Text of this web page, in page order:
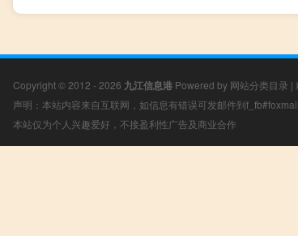
Copyright © 2012 - 2026 九江信息港 Powered by 网站分类目录 |
声明：本站内容来自互联网，如信息有错误可发邮件到
本站仅为个人兴趣爱好，不接盈利性广告及商业合作